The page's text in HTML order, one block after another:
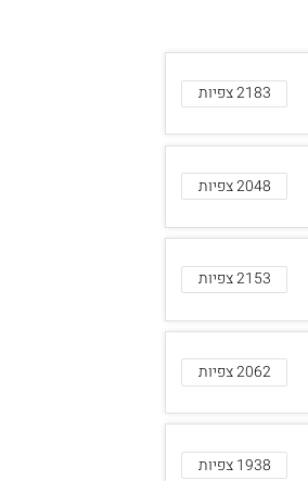
2183 צפיות
2048 צפיות
2153 צפיות
2062 צפיות
1938 צפיות